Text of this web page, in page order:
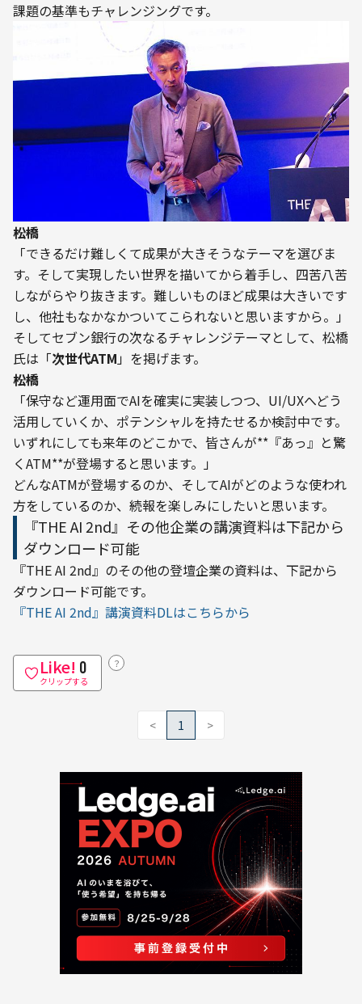
――松橋
「できるだけ難しくて成果が大きそうなテーマを選びま
す。そして実現したい世界を描いてから着手し、四苦八苦
しながらやり抜きます。難しいものほど成果は大きいです
し、他社もなかなかついてこられないと思いますから。」
そしてセブン銀行の次なるチャレンジテーマとして、松橋
氏は「次世代ATM」を掲げます。
――松橋
「保守など運用面でAIを確実に実装しつつ、UI/UXへどう
活用していくか、ポテンシャルを持たせるか検討中です。
いずれにしても来年のどこかで、皆さんが**『あっ』と驚
くATM**が登場すると思います。」
どんなATMが登場するのか、そしてAIがどのような使われ
方をしているのか、続報を楽しみにしたいと思います。
『THE AI 2nd』その他企業の講演資料は下記から
ダウンロード可能
『THE AI 2nd』のその他の登壇企業の資料は、下記から
ダウンロード可能です。
『THE AI 2nd』講演資料DLはこちらから
Like! 0
クリップする
？
< 1 >